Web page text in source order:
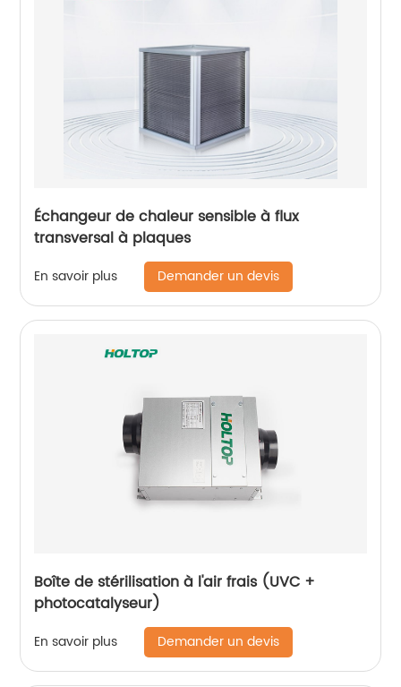
Échangeur de chaleur sensible à flux
transversal à plaques
En savoir plus Demander un devis
Boîte de stérilisation à l'air frais (UVC +
photocatalyseur)
En savoir plus Demander un devis